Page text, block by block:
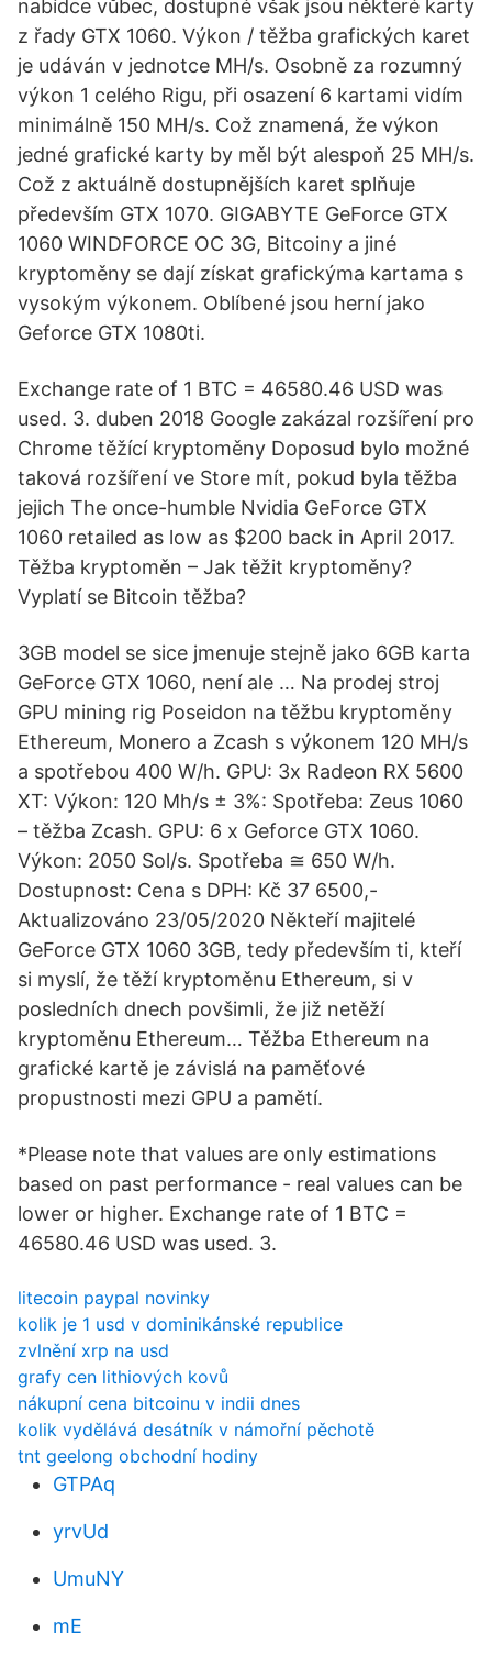
nabídce vůbec, dostupné však jsou některé karty
z řady GTX 1060. Výkon / těžba grafických karet
je udáván v jednotce MH/s. Osobně za rozumný
výkon 1 celého Rigu, při osazení 6 kartami vidím
minimálně 150 MH/s. Což znamená, že výkon
jedné grafické karty by měl být alespoň 25 MH/s.
Což z aktuálně dostupnějších karet splňuje
především GTX 1070. GIGABYTE GeForce GTX
1060 WINDFORCE OC 3G, Bitcoiny a jiné
kryptoměny se dají získat grafickýma kartama s
vysokým výkonem. Oblíbené jsou herní jako
Geforce GTX 1080ti.
Exchange rate of 1 BTC = 46580.46 USD was
used. 3. duben 2018 Google zakázal rozšíření pro
Chrome těžící kryptoměny Doposud bylo možné
taková rozšíření ve Store mít, pokud byla těžba
jejich The once-humble Nvidia GeForce GTX
1060 retailed as low as $200 back in April 2017.
Těžba kryptoměn – Jak těžit kryptoměny?
Vyplatí se Bitcoin těžba?
3GB model se sice jmenuje stejně jako 6GB karta
GeForce GTX 1060, není ale … Na prodej stroj
GPU mining rig Poseidon na těžbu kryptoměny
Ethereum, Monero a Zcash s výkonem 120 MH/s
a spotřebou 400 W/h. GPU: 3x Radeon RX 5600
XT: Výkon: 120 Mh/s ± 3%: Spotřeba: Zeus 1060
– těžba Zcash. GPU: 6 x Geforce GTX 1060.
Výkon: 2050 Sol/s. Spotřeba ≅ 650 W/h.
Dostupnost: Cena s DPH: Kč 37 6500,-
Aktualizováno 23/05/2020 Někteří majitelé
GeForce GTX 1060 3GB, tedy především ti, kteří
si myslí, že těží kryptoměnu Ethereum, si v
posledních dnech povšimli, že již netěží
kryptoměnu Ethereum… Těžba Ethereum na
grafické kartě je závislá na paměťové
propustnosti mezi GPU a pamětí.
*Please note that values are only estimations
based on past performance - real values can be
lower or higher. Exchange rate of 1 BTC =
46580.46 USD was used. 3.
litecoin paypal novinky
kolik je 1 usd v dominikánské republice
zvlnění xrp na usd
grafy cen lithiových kovů
nákupní cena bitcoinu v indii dnes
kolik vydělává desátník v námořní pěchotě
tnt geelong obchodní hodiny
GTPAq
yrvUd
UmuNY
mE